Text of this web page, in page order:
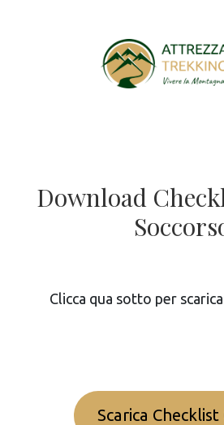
Download
Clicca qua sotto per
Scarica Checklist